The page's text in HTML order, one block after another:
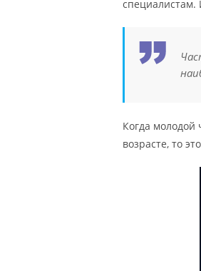
специалистам.
Когда
возрасте, то